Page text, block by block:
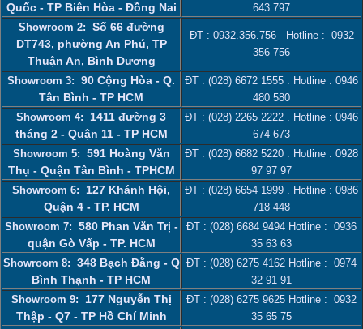
Quốc - TP Biên Hòa - Đồng Nai
643 797
Showroom 2: Số 66 đường
DT743, phường An Phú, TP
Thuận An, Bình Dương
ĐT : 0932.356.756Hotline : 0932
356 756
Showroom 3: 90 Cộng Hòa - Q.
Tân Bình - TP HCM
ĐT : (028) 6672 1555 . Hotline : 0946
480 580
Showroom 4: 1411 đường 3
tháng 2 - Quận 11 - TP HCM
ĐT : (028) 2265 2222 . Hotline : 0946
674 673
Showroom 5: 591 Hoàng Văn
Thụ - Quận Tân Bình - TPHCM
ĐT : (028) 6682 5220 . Hotline : 0928
97 97 97
Showroom 6: 127 Khánh Hội,
Quận 4 - TP. HCM
ĐT : (028) 6654 1999 . Hotline : 0986
718 448
Showroom 7: 580 Phan Văn Trị -
quận Gò Vấp - TP. HCM
ĐT : (028) 6684 9494 Hotline : 0936
35 63 63
Showroom 8: 348 Bạch Đằng - Q
Bình Thạnh - TP HCM
ĐT : (028) 6275 4162 Hotline : 0974
32 91 91
Showroom 9: 177 Nguyễn Thị
Thập - Q7 - TP Hồ Chí Minh
ĐT : (028) 6275 9625 Hotline : 0932
35 65 75